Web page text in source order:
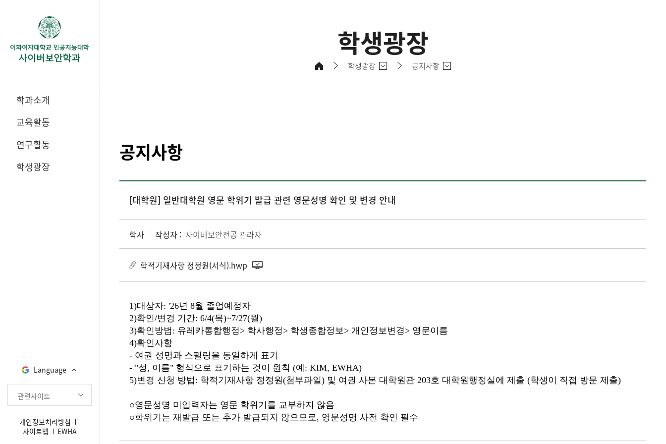
학과소개
교육활동
연구활동
학생광장
Language
관련사이트
개인정보처리방침
사이트맵
EWHA
학생광장
학생광장 공지사항
공지사항
[대학원] 일반대학원 영문 학위기 발급 관련 영문성명 확인 및 변경 안내
학사 작성자 : 사이버보안전공 관라자
학적기재사항 정정원(서식).hwp
1)대상자: '26년 8월 졸업예정자
2)확인/변경 기간: 6/4(목)~7/27(월)
3)확인방법: 유레카통합행정> 학사행정> 학생종합정보> 개인정보변경> 영문이름
4)확인사항
- 여권 성명과 스펠링을 동일하게 표기
- "성, 이름" 형식으로 표기하는 것이 원칙 (예: KIM, EWHA)
5)변경 신청 방법: 학적기재사항 정정원(첨부파일) 및 여권 사본 대학원관 203호 대학원행정실에 제출 (학생이 직접 방문 제출)
○영문성명 미입력자는 영문 학위기를 교부하지 않음
○학위기는 재발급 또는 추가 발급되지 않으므로, 영문성명 사전 확인 필수